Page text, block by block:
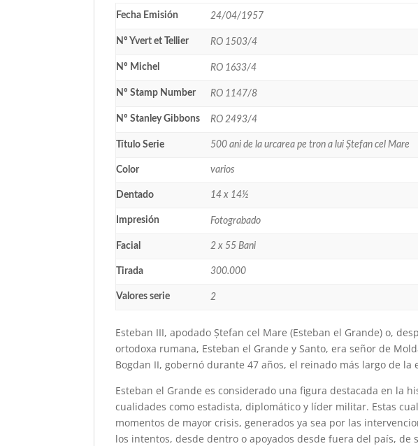
Fecha Emisión 24/04/1957
Nº Yvert et Tellier RO 1503/4
Nº Michel RO 1633/4
Nº Stamp Number RO 1147/8
Nº Stanley Gibbons RO 2493/4
Título Serie 500 ani de la urcarea pe tron a lui Ștefan cel Mare
Color varios
Dentado 14 x 14½
Impresión Fotograbado
Facial 2 x 55 Bani
Tirada 300.000
Valores serie 2
Esteban III, apodado Ștefan cel Mare (Esteban el Grande) o,
ortodoxa rumana, Esteban el Grande y Santo, era señor de
Bogdan II, gobernó durante 47 años, el reinado más largo de
Esteban el Grande es considerado una figura destacada en la
cualidades como estadista, diplomático y líder militar. Estas
momentos de mayor crisis, generados ya sea por las
los intentos, desde dentro o apoyados desde fuera del país,